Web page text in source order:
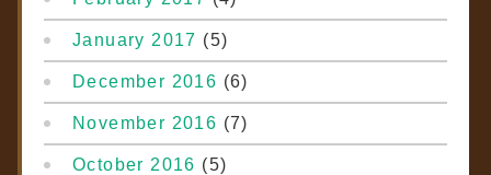
January 2017 (5)
December 2016 (6)
November 2016 (7)
October 2016 (5)